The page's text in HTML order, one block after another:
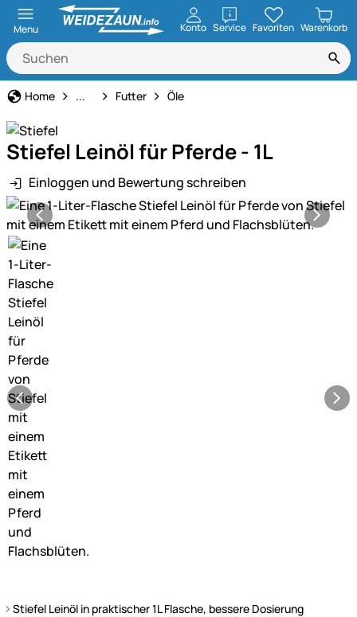
Menu Konto ServiceöffnenFavoriten Warenkorb
Home Pferdehaltung
... Futter Öle
Stiefel Leinöl für Pferde - 1L
Einloggen und Bewertung schreiben
Produktgalerie
Stiefel Leinöl in praktischer 1L Flasche, bessere Dosierung